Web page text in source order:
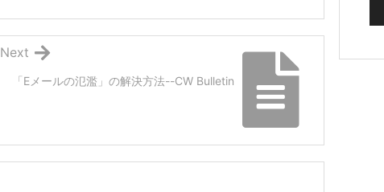
「Eメールの氾濫」の解決方法--CW Bulletin
Next